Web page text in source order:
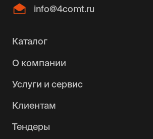
info@4comt.ru
Каталог
О компании
Услуги и сервис
Клиентам
Тендеры